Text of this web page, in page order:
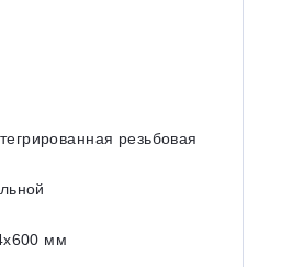
резьбовая
мм